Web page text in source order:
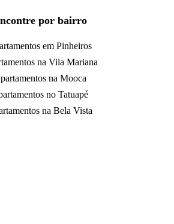
por bairro
em Pinheiros
na Vila Mariana
na Mooca
no Tatuapé
na Bela Vista